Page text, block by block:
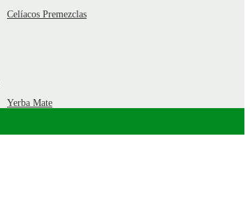
Celíacos Premezclas
Yerba Mate